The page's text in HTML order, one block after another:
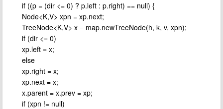
if ((p = (dir <= 0) ? p.left : p.right) == null) {
Node<K,V> xpn = xp.next;
TreeNode<K,V> x = map.newTreeNode(h, k, v, xpn);
if (dir <= 0)
xp.left = x;
else
xp.right = x;
xp.next = x;
x.parent = x.prev = xp;
if (xpn != null)